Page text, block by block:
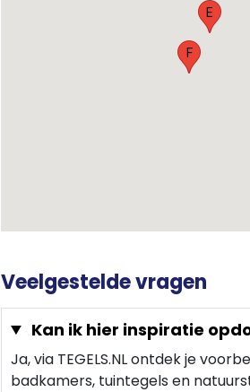
E
F
Veelgestelde vragen
Kan ik hier inspiratie
Ja, via TEGELS.NL ontdek je
badkamers, tuintegels en